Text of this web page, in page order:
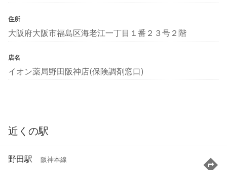
住所
大阪府大阪市福島区海老江一丁目１番２３号２階
店名
イオン薬局野田阪神店(保険調剤窓口)
近くの駅
野田駅 阪神本線